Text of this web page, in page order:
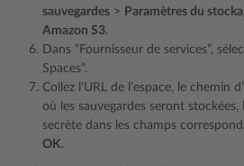
sauvegardes > Paramètres du
Amazon S3.
Dans “Fournisseur de services”,
Spaces”.
Collez l’URL de l’espace, le chemin
où les sauvegardes seront stockées,
secrète dans les champs
OK.